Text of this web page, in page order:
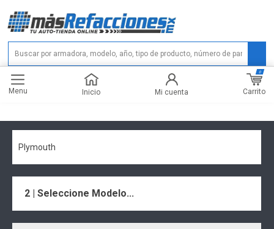
Menu Inicio Mi cuenta Carrito
0
Plymouth
2 | Seleccione Modelo...